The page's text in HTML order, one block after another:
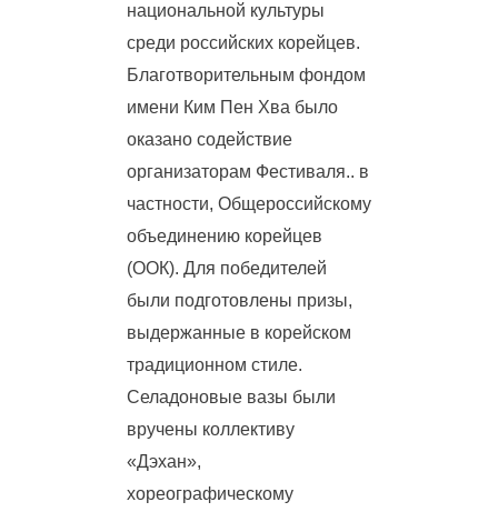
национальной культуры
среди российских корейцев.
Благотворительным фондом
имени Ким Пен Хва было
оказано содействие
организаторам Фестиваля.. в
частности, Общероссийскому
объединению корейцев
(ООК). Для победителей
были подготовлены призы,
выдержанные в корейском
традиционном стиле.
Селадоновые вазы были
вручены коллективу
«Дэхан»,
хореографическому